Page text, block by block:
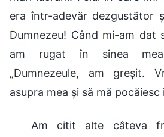
era într-adevăr dezgustător
Dumnezeu! Când mi-am dat
am rugat în sinea mea
„Dumnezeule, am greșit.
asupra mea și să mă pocăiesc
Am citit alte câteva